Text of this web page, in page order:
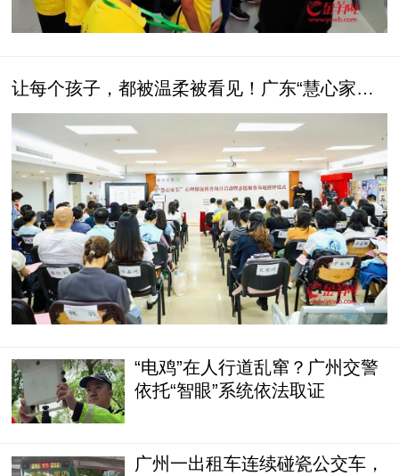
让每个孩子，都被温柔被看见！广东“慧心家
长”心理健康科普项目启动
“电鸡”在人行道乱窜？广州交警
依托“智眼”系统依法取证
广州一出租车连续碰瓷公交车，